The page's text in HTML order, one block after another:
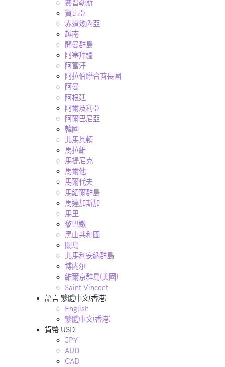
賽普勒斯
贊比亞
赤道幾內亞
越南
開曼群島
阿塞拜疆
阿富汗
阿拉伯聯合酋長國
阿曼
阿根廷
阿爾及利亞
阿爾巴尼亞
韓國
北馬其頓
馬拉維
馬提尼克
馬爾他
馬爾代夫
馬紹爾群島
馬達加斯加
馬里
黎巴嫩
黑山共和國
關島
北馬利安納群島
博内尔
維爾京群島(美國)
Saint Vincent
語言 繁體中文(香港)
English
繁體中文(香港)
貨幣 USD
JPY
AUD
CAD